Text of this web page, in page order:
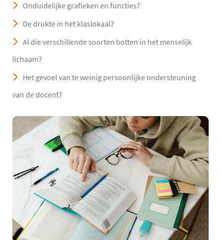
Onduidelijke grafieken en functies?
De drukte in het klaslokaal?
Al die verschillende soorten botten in het menselijk
lichaam?
Het gevoel van te weinig persoonlijke ondersteuning
van de docent?